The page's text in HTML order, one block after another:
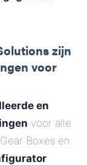
zijn
voor
en
voor alle
Boxes en